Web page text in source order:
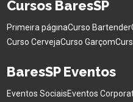
Cursos BaresSP
Primeira páginaCurso Bartender
Curso CervejaCurso Garçom
BaresSP Eventos
Eventos SociaisEventos